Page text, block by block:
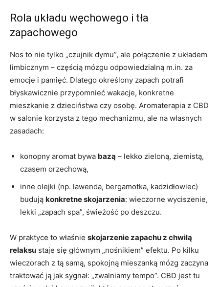
Rola układu węchowego i tła
zapachowego
Nos to nie tylko „czujnik dymu”, ale połączenie z układem
limbicznym – częścią mózgu odpowiedzialną m.in. za
emocje i pamięć. Dlatego określony zapach potrafi
błyskawicznie przypomnieć wakacje, konkretne
mieszkanie z dzieciństwa czy osobę. Aromaterapia z CBD
w salonie korzysta z tego mechanizmu, ale na własnych
zasadach:
konopny aromat bywa bazą – lekko zieloną, ziemistą,
czasem orzechową,
inne olejki (np. lawenda, bergamotka, kadzidłowiec)
budują konkretne skojarzenia: wieczorne wyciszenie,
lekki „zapach spa”, świeżość po deszczu.
W praktyce to właśnie skojarzenie zapachu z chwilą
relaksu staje się głównym „nośnikiem” efektu. Po kilku
wieczorach z tą samą, spokojną mieszanką mózg zaczyna
traktować ją jak sygnał: „zwalniamy tempo”. CBD jest tu